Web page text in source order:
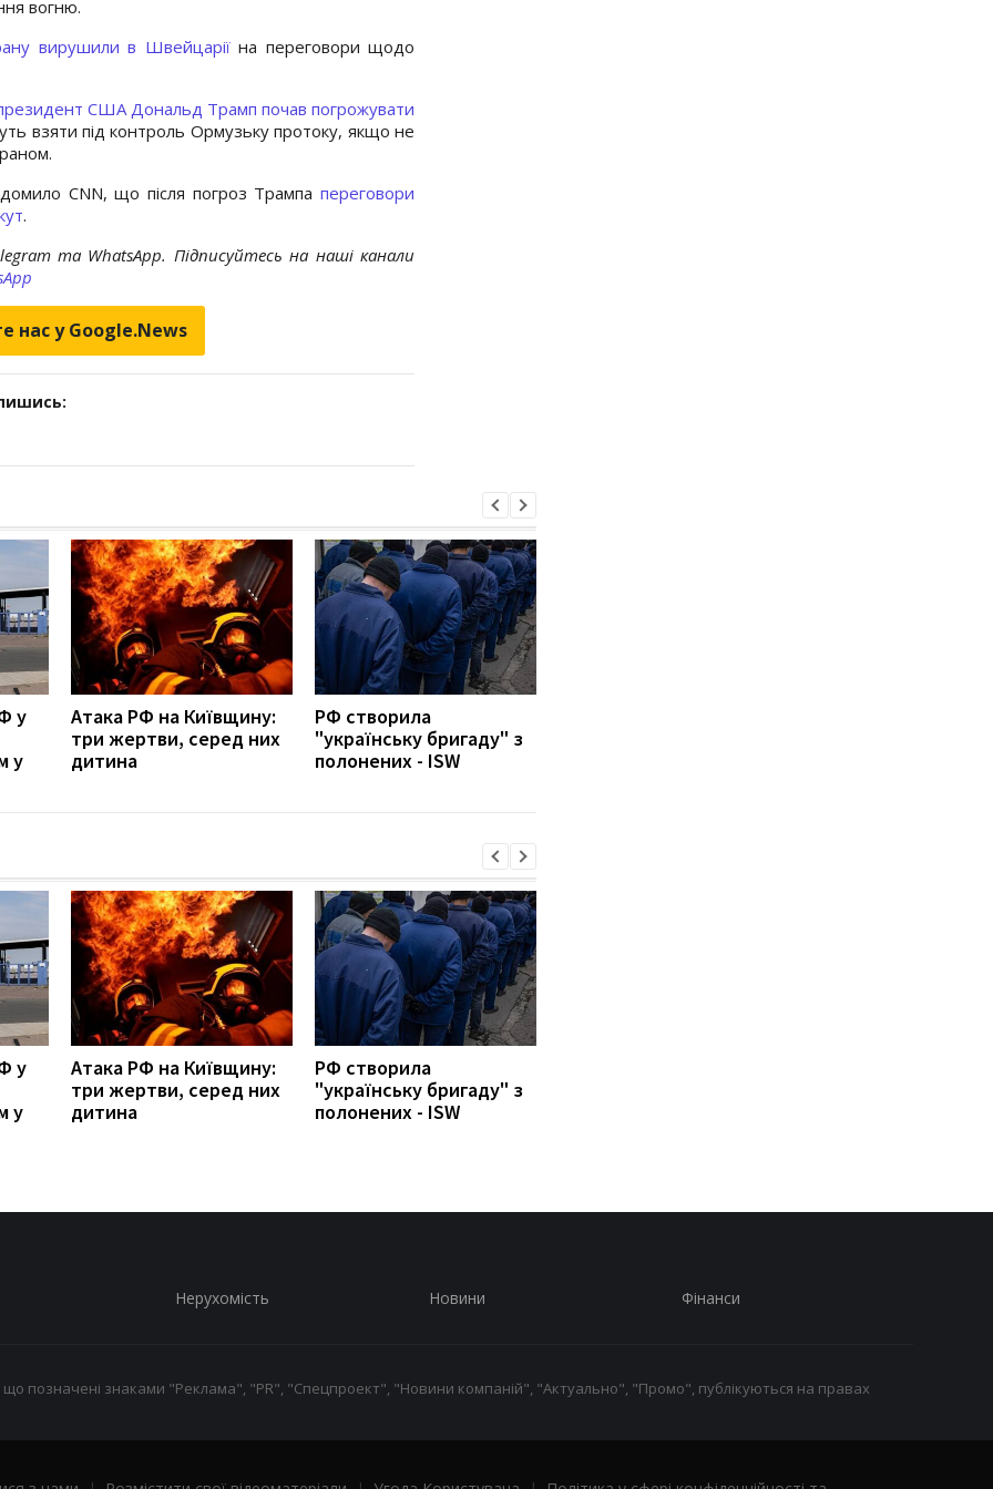
вогню.
вирушили в Швейцарії на переговори щодо
США Дональд Трамп почав погрожувати
взяти під контроль Ормузьку протоку, якщо не
CNN, що після погроз Трампа переговори
.
та WhatsApp. Підписуйтесь на наші канали
нас у Google.News
у
у
Атака РФ на Київщину:
три жертви, серед них
дитина
РФ створила
"українську бригаду" з
полонених - ISW
у
у
Атака РФ на Київщину:
три жертви, серед них
дитина
РФ створила
"українську бригаду" з
полонених - ISW
Нерухомість Новини Фінанси
що позначені знаками "Реклама", "PR", "Спецпроект", "Новини компаній", "Актуально", "Промо", публікуються на правах